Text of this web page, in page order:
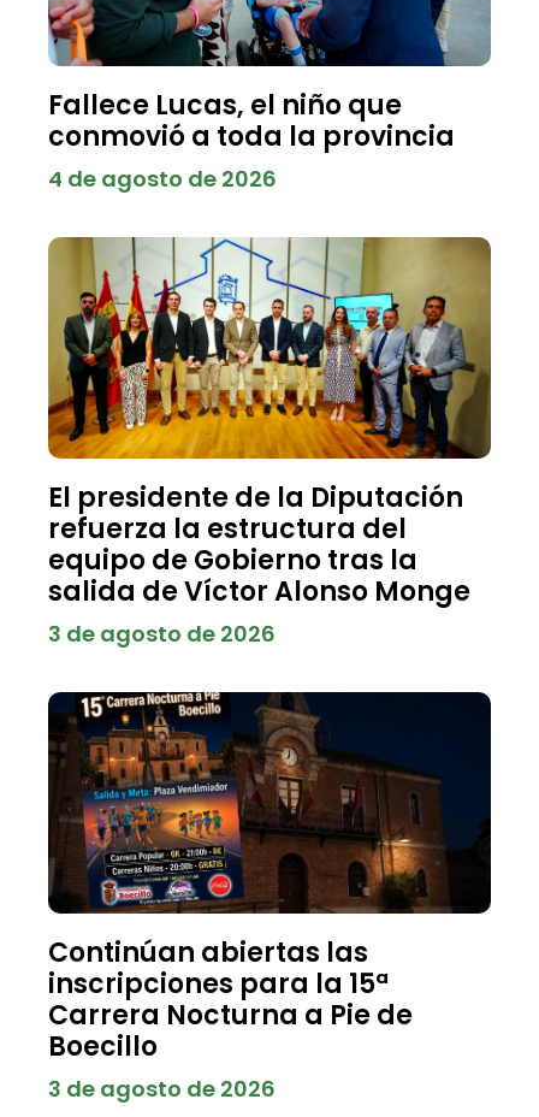
Fallece Lucas, el niño que
conmovió a toda la provincia
4 de agosto de 2026
El presidente de la Diputación
refuerza la estructura del
equipo de Gobierno tras la
salida de Víctor Alonso Monge
3 de agosto de 2026
Continúan abiertas las
inscripciones para la 15ª
Carrera Nocturna a Pie de
Boecillo
3 de agosto de 2026